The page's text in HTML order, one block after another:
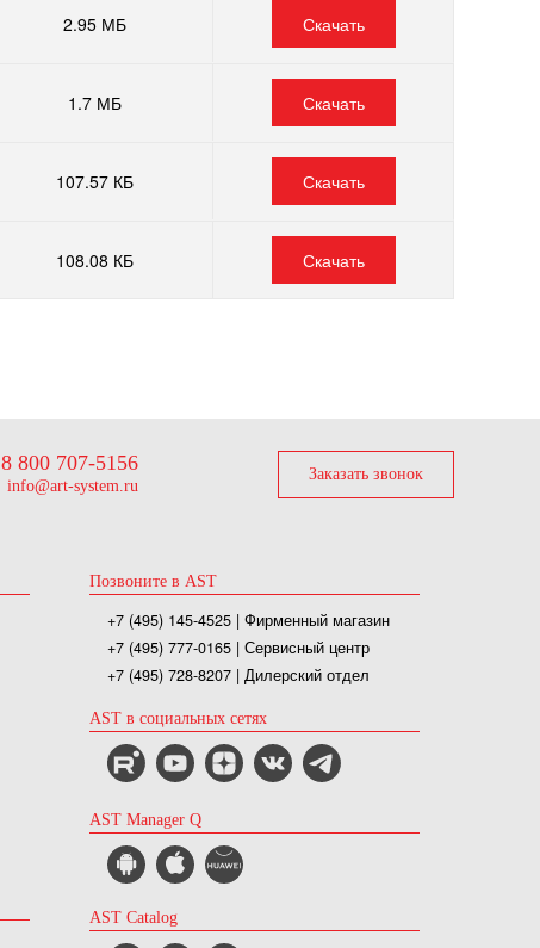
2.95 МБ Скачать
1.7 МБ Скачать
107.57 КБ Скачать
108.08 КБ Скачать
8 800 707-5156
info@art-system.ru
Заказать звонок
Позвоните в AST
+7 (495) 145-4525| Фирменный магазин
+7 (495) 777-0165| Сервисный центр
+7 (495) 728-8207| Дилерский отдел
AST в социальных сетях
AST Manager Q
AST Catalog